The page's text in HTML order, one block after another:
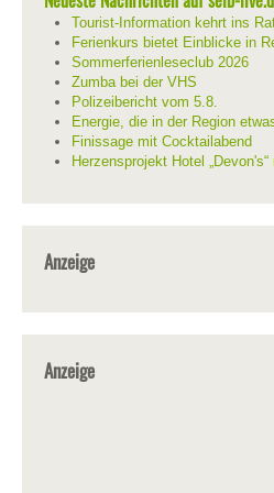
Tourist-Information kehrt ins
Ferienkurs bietet Einblicke in
Sommerferienleseclub 2026
Zumba bei der VHS
Polizeibericht vom 5.8.
Energie, die in der Region
Finissage mit Cocktailabend
Herzensprojekt Hotel
Anzeige
Anzeige